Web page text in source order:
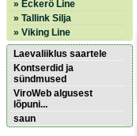
» Eckerö Line
» Tallink Silja
» Viking Line
Laevaliiklus saartele
Kontserdid ja
sündmused
ViroWeb algusest
lõpuni...
saun